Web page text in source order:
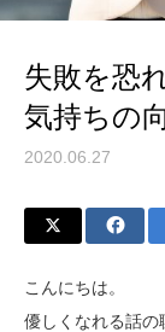
失敗を恐
気持ちの
2020.06.27
こんにちは。
優しくなれる話の